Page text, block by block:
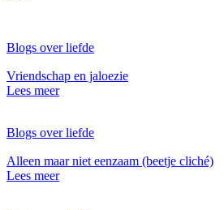
Blogs over liefde
Vriendschap en jaloezie
Lees meer
Blogs over liefde
Alleen maar niet eenzaam (beetje cliché)
Lees meer